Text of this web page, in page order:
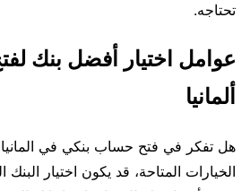
تحتاجه.
عوامل اختيار أفضل بنك
ألمانيا
هل تفكر في فتح حساب بنكي في
الخيارات المتاحة، قد يكون اختيار